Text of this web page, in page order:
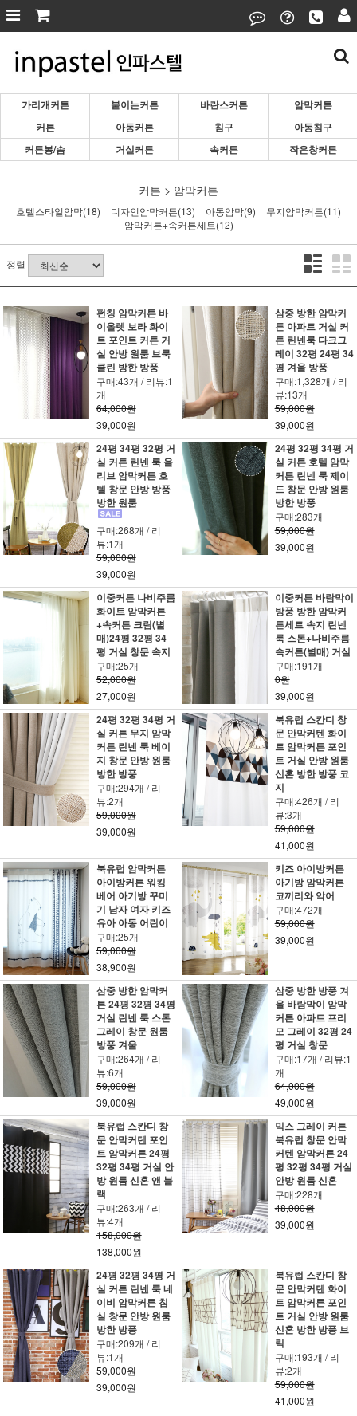
가리개커튼 붙이는커튼 바란스커튼
암막커튼
커튼
아동커튼 침구
아동침구
커튼봉/솜
거실커튼 속커튼 작은창커튼
커튼 > 암막커튼
호텔스타일암막(18) 디자인암막커튼(13) 아동암막(9)
무지암막커튼(11)
암막커튼+속커튼세트(12)
정렬
펀칭 암막커튼 바
이올렛 보라 화이
트 포인트 커튼 거
실 안방 원룸 브룩
클린 방한 방풍
구매:43개 / 리뷰:1
개
64,000원
39,000원
삼중 방한 암막커
튼 아파트 거실 커
튼 린넨룩 다크그
레이 32평 24평 34
평 겨울 방풍
구매:1,328개 / 리
뷰:13개
59,000원
39,000원
24평 34평 32평 거
실 커튼 린넨 룩 올
리브 암막커튼 호
텔 창문 안방 방풍
방한 원룸
구매:268개 / 리
뷰:1개
59,000원
39,000원
24평 32평 34평 거
실 커튼 호텔 암막
커튼 린넨 룩 제이
드 창문 안방 원룸
방한 방풍
구매:283개
59,000원
39,000원
이중커튼 나비주름
화이트 암막커튼
+속커튼 크림(별
매)24평 32평 34
평 거실 창문 속지
구매:25개
52,000원
27,000원
이중커튼 바람막이
방풍 방한 암막커
튼세트 속지 린넨
룩 스톤+나비주름
속커튼(별매) 거실
구매:191개
0원
39,000원
24평 32평 34평 거
실 커튼 무지 암막
커튼 린넨 룩 베이
지 창문 안방 원룸
방한 방풍
구매:294개 / 리
뷰:2개
59,000원
39,000원
북유럽 스칸디 창
문 안막커텐 화이
트 암막커튼 포인
트 거실 안방 원룸
신혼 방한 방풍 코
지
구매:426개 / 리
뷰:3개
59,000원
41,000원
북유럽 암막커튼
아이방커튼 워킹
베어 아기방 꾸미
기 남자 여자 키즈
유아 아동 어린이
구매:25개
59,000원
38,900원
키즈 아이방커튼
아기방 암막커튼
코끼리와 악어
구매:472개
59,000원
39,000원
삼중 방한 암막커
튼 24평 32평 34평
거실 린넨 룩 스톤
그레이 창문 원룸
방풍 겨울
구매:264개 / 리
뷰:6개
59,000원
39,000원
삼중 방한 방풍 겨
울 바람막이 암막
커튼 아파트 프리
모 그레이 32평 24
평 거실 창문
구매:17개 / 리뷰:1
개
64,000원
49,000원
북유럽 스칸디 창
문 안막커텐 포인
트 암막커튼 24평
32평 34평 거실 안
방 원룸 신혼 앤 블
랙
구매:263개 / 리
뷰:4개
158,000원
138,000원
믹스 그레이 커튼
북유럽 창문 안막
커텐 암막커튼 24
평 32평 34평 거실
안방 원룸 신혼
구매:228개
48,000원
39,000원
24평 32평 34평 거
실 커튼 린넨 룩 네
이비 암막커튼 침
실 창문 안방 원룸
방한 방풍
구매:209개 / 리
뷰:1개
59,000원
39,000원
북유럽 스칸디 창
문 안막커텐 화이
트 암막커튼 포인
트 거실 안방 원룸
신혼 방한 방풍 브
릭
구매:193개 / 리
뷰:2개
59,000원
41,000원